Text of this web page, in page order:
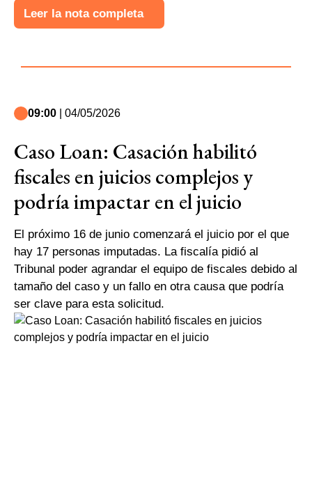
Leer la nota completa
09:00 | 04/05/2026
Caso Loan: Casación habilitó
fiscales en juicios complejos y
podría impactar en el juicio
El próximo 16 de junio comenzará el juicio por el que
hay 17 personas imputadas. La fiscalía pidió al
Tribunal poder agrandar el equipo de fiscales debido al
tamaño del caso y un fallo en otra causa que podría
ser clave para esta solicitud.